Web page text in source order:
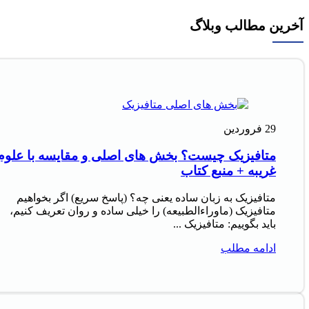
آخرین مطالب وبلاگ
29 فروردین
متافیزیک چیست؟ بخش های اصلی و مقایسه با
غریبه + منبع کتاب
متافیزیک به زبان ساده یعنی چه؟ (پاسخ سریع) اگر بخواهیم
متافیزیک (ماوراءالطبیعه) را خیلی ساده و روان تعریف کنیم،
باید بگوییم: متافیزیک ...
ادامه مطلب